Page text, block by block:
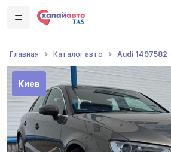
Главная Каталог авто Audi 1497582
Киев